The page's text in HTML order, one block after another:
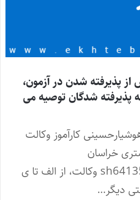
پذیرفته شدن در آزمون،
پذیرفته شدگان توصیه می
کارآموز وکالت
خراسان
sh641357@yahoo.com وکالت، از الف تا ی
دیگر…